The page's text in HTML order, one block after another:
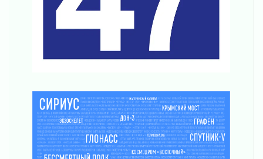
Ладога — не пруд
ПСК через Гослуслуги напомнит жителям
Ленинградской области о неоплаченных
счетах
Пропавшего подростка нашли в Кировском
районе Ленобласти
02 августа 2026
Жителям Ленобласти напомнили, как
действовать при укусе клеща
02 августа 2026